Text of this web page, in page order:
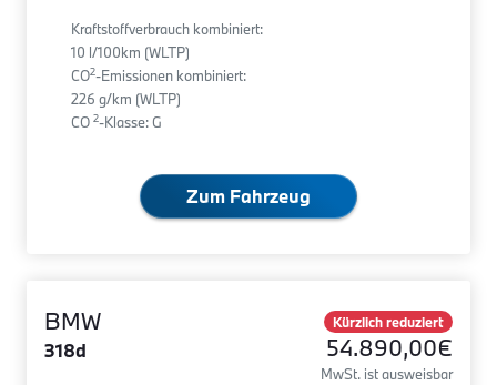
Kraftstoffverbrauch kombiniert:
10 l/100km (WLTP)
CO2-Emissionen kombiniert:
226 g/km (WLTP)
CO 2-Klasse: G
Zum Fahrzeug
BMW
318d
Kürzlich reduziert
54.890,00€
MwSt. ist ausweisbar